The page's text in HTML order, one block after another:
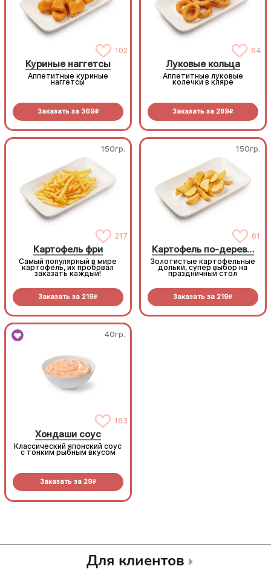
102
Куриные наггетсы
Аппетитные куриные
наггетсы
Заказать за 369R
64
Луковые кольца
Аппетитные луковые
колечки в кляре
Заказать за 289R
150гр.
217
Картофель фри
Самый популярный в мире
картофель, их пробовал
заказать каждый!
Заказать за 219R
150гр.
61
Картофель по-деревенски
Золотистые картофельные
дольки, супер выбор на
праздничный стол
Заказать за 219R
40гр.
163
Хондаши соус
Классический японский соус
с тонким рыбным вкусом
Заказать за 29R
Для клиентов